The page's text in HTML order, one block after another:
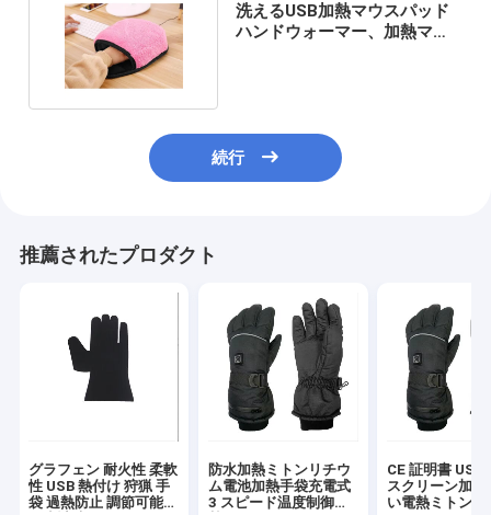
洗えるUSB加熱マウスパッド
ハンドウォーマー、加熱マウ
続行
推薦されたプロダクト
グラフェン 耐火性 柔軟
性 USB 熱付け 狩猟 手
袋 過熱防止 調節可能
防水加熱ミトンリチウ
ム電池加熱手袋充電式
3 スピード温度制御加
CE 証明書 USB
スクリーン加熱
い電熱ミトン革